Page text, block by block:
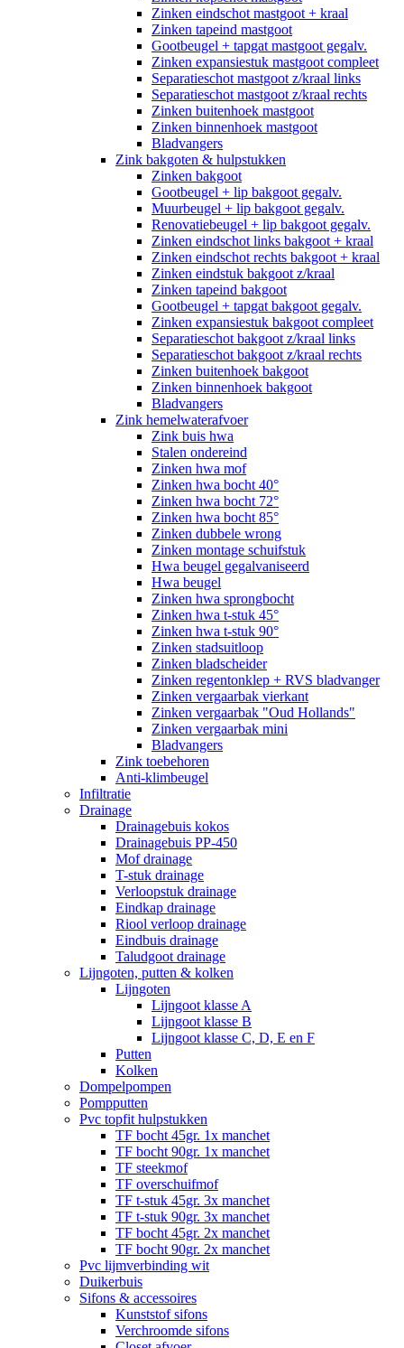
Zinken eindschot mastgoot + kraal
Zinken tapeind mastgoot
Gootbeugel + tapgat mastgoot gegalv.
Zinken expansiestuk mastgoot compleet
Separatieschot mastgoot z/kraal links
Separatieschot mastgoot z/kraal rechts
Zinken buitenhoek mastgoot
Zinken binnenhoek mastgoot
Bladvangers
Zink bakgoten & hulpstukken
Zinken bakgoot
Gootbeugel + lip bakgoot gegalv.
Muurbeugel + lip bakgoot gegalv.
Renovatiebeugel + lip bakgoot gegalv.
Zinken eindschot links bakgoot + kraal
Zinken eindschot rechts bakgoot + kraal
Zinken eindstuk bakgoot z/kraal
Zinken tapeind bakgoot
Gootbeugel + tapgat bakgoot gegalv.
Zinken expansiestuk bakgoot compleet
Separatieschot bakgoot z/kraal links
Separatieschot bakgoot z/kraal rechts
Zinken buitenhoek bakgoot
Zinken binnenhoek bakgoot
Bladvangers
Zink hemelwaterafvoer
Zink buis hwa
Stalen ondereind
Zinken hwa mof
Zinken hwa bocht 40°
Zinken hwa bocht 72°
Zinken hwa bocht 85°
Zinken dubbele wrong
Zinken montage schuifstuk
Hwa beugel gegalvaniseerd
Hwa beugel
Zinken hwa sprongbocht
Zinken hwa t-stuk 45°
Zinken hwa t-stuk 90°
Zinken stadsuitloop
Zinken bladscheider
Zinken regentonklep + RVS bladvanger
Zinken vergaarbak vierkant
Zinken vergaarbak "Oud Hollands"
Zinken vergaarbak mini
Bladvangers
Zink toebehoren
Anti-klimbeugel
Infiltratie
Drainage
Drainagebuis kokos
Drainagebuis PP-450
Mof drainage
T-stuk drainage
Verloopstuk drainage
Eindkap drainage
Riool verloop drainage
Eindbuis drainage
Taludgoot drainage
Lijngoten, putten & kolken
Lijngoten
Lijngoot klasse A
Lijngoot klasse B
Lijngoot klasse C, D, E en F
Putten
Kolken
Dompelpompen
Pompputten
Pvc topfit hulpstukken
TF bocht 45gr. 1x manchet
TF bocht 90gr. 1x manchet
TF steekmof
TF overschuifmof
TF t-stuk 45gr. 3x manchet
TF t-stuk 90gr. 3x manchet
TF bocht 45gr. 2x manchet
TF bocht 90gr. 2x manchet
Pvc lijmverbinding wit
Duikerbuis
Sifons & accessoires
Kunststof sifons
Verchroomde sifons